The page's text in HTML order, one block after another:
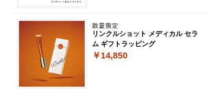
リンクルショット メディカル セラ
ム ギフトラッピング
￥14,850